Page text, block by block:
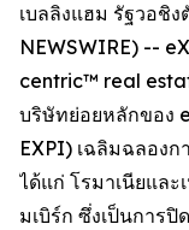
เบลลิงแฮม รัฐวอชิง
NEWSWIRE) --
centric™ real
บริษัทย่อยหลักของ
EXPI) เฉลิมฉลอง
ได้แก่ โรมาเนียและ
มเบิร์ก ซึ่งเป็นการ